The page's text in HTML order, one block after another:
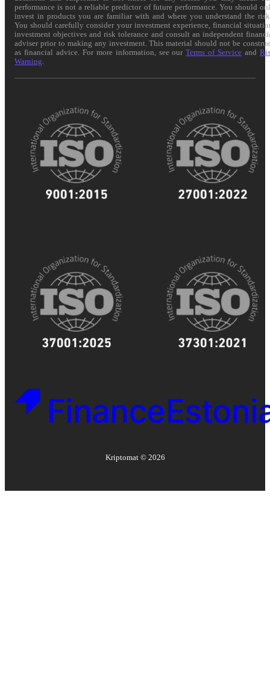
performance is not a reliable predictor of future performance. You should
invest in products you are familiar with and where you understand the
You should carefully consider your investment experience, financial
investment objectives and risk tolerance and consult an independent
adviser prior to making any investment. This material should not be
as financial advice. For more information, see ourTerms of Service and
Warning
Kriptomat © 2026